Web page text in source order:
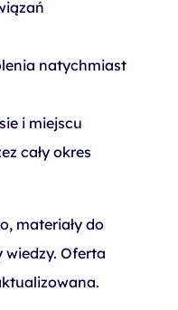
natychmiast
i miejscu
cały okres
materiały do
Oferta